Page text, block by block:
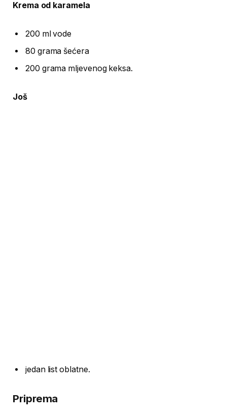
Krema od karamela
200 ml vode
80 grama šećera
200 grama mljevenog keksa.
Još
jedan list oblatne.
Priprema